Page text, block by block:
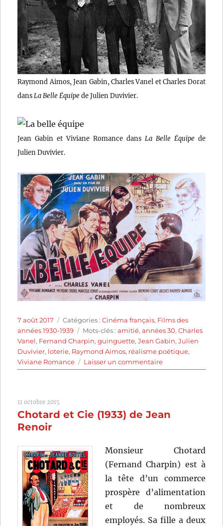
Raymond Aimos, Jean Gabin, Charles Vanel et Charles Dorat
dans La Belle Équipede Julien Duvivier.
Jean Gabin et Viviane Romance dans La Belle Équipede
Julien Duvivier.
Publié
le
7 août 2017 Catégories
Catégories :Cinéma français, Films des
années 1930-1939
Étiquettes
Mots-clés :amitié,années 30,Charles
Vanel, Fernand Charpin,guinguette,Jean Gabin,Julien
Duvivier, loterie, Raymond Aimos, réalisme poétique,
Viviane Romance
Laisser un commentairesur
La
de
11 octobre 2015
Chotard et Cie (1933) de Jean
Renoir
Monsieur Chotard
(Fernand Charpin) est à
la tête d’un commerce
prospère d’alimentation
et de nombreux
employés. Sa fille a deux